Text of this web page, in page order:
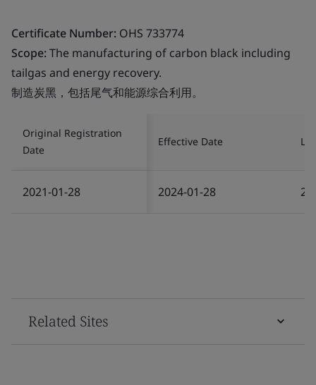
Certificate Number: OHS 733774
Scope:The manufacturing of carbon black including
tailgas and energy recovery.
制造炭黑，包括尾气和能源综合利用。
Original Registration
Date
Effective Date
2021-01-28 2024-01-28
Related Sites